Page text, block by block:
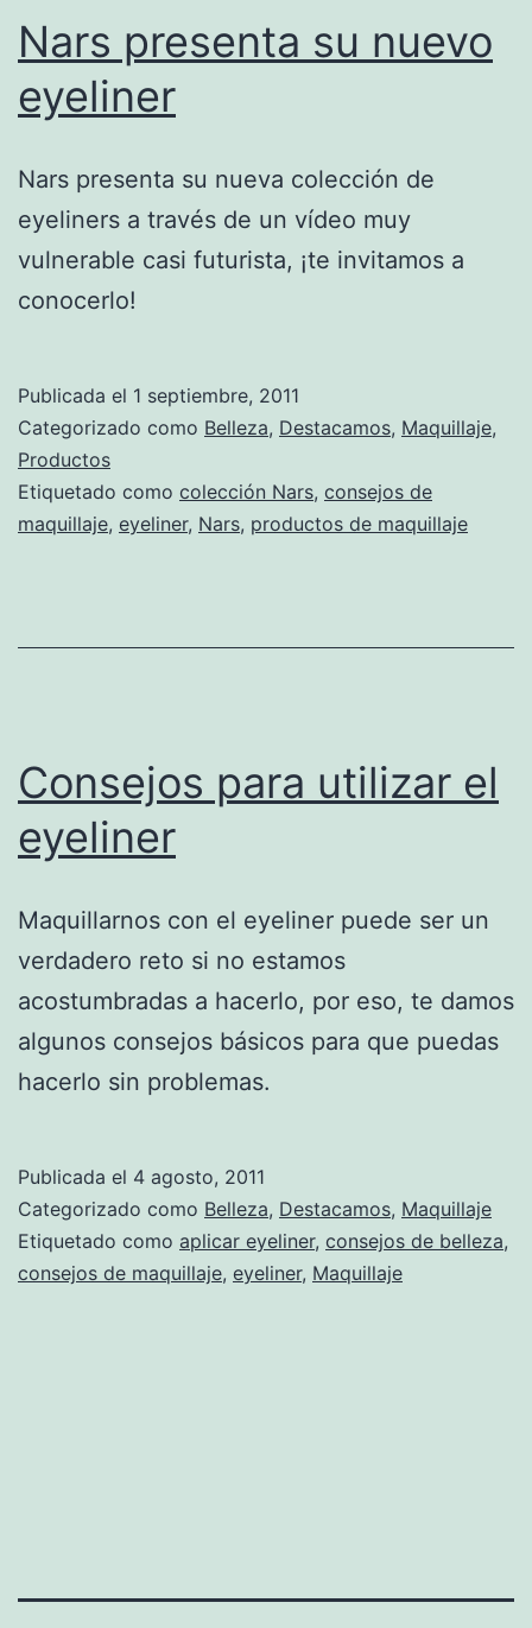
Nars presenta su nuevo
eyeliner
Nars presenta su nueva colección de
eyeliners a través de un vídeo muy
vulnerable casi futurista, ¡te invitamos a
conocerlo!
Publicada el 1 septiembre, 2011
Categorizado como Belleza, Destacamos, Maquillaje,
Productos
Etiquetado como colección Nars, consejos de
maquillaje, eyeliner, Nars, productos de maquillaje
Consejos para utilizar el
eyeliner
Maquillarnos con el eyeliner puede ser un
verdadero reto si no estamos
acostumbradas a hacerlo, por eso, te damos
algunos consejos básicos para que puedas
hacerlo sin problemas.
Publicada el 4 agosto, 2011
Categorizado como Belleza, Destacamos, Maquillaje
Etiquetado como aplicar eyeliner, consejos de belleza,
consejos de maquillaje, eyeliner, Maquillaje